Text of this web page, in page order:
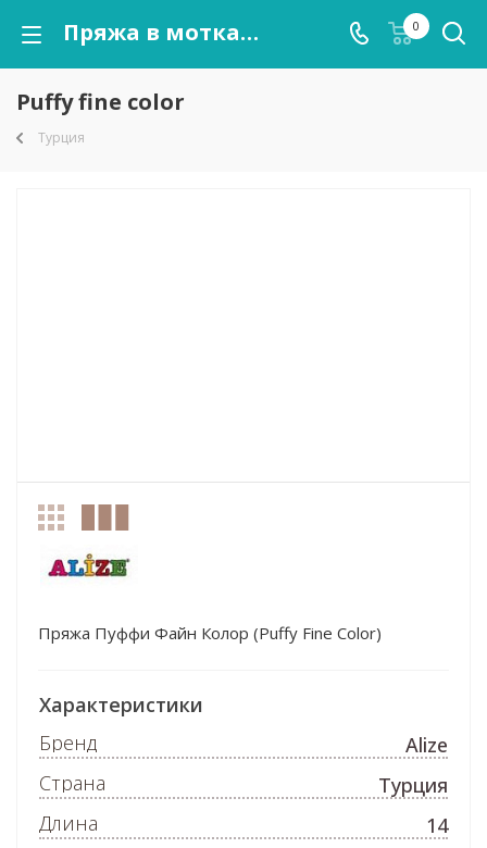
Пряжа в мотках Puffy fine color оптом от kutnor.ru 0
Puffy fine color
Турция
Пряжа Пуффи Файн Колор (Puffy Fine Color)
Характеристики
Бренд
Alize
Страна
Турция
Длина
14